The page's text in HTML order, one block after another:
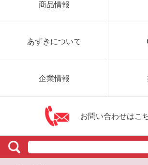
商品情報
あずきについて
企業情報
お問い合わせはこ